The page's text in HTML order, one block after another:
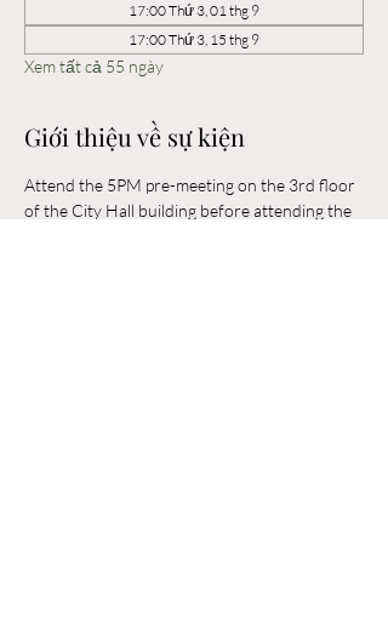
17:00 Thứ 3, 01 thg 9
17:00 Thứ 3, 15 thg 9
Xem tất cả 55 ngày
Giới thiệu về sự kiện
Attend the 5PM pre-meeting on the 3rd floor
of the City Hall building before attending the